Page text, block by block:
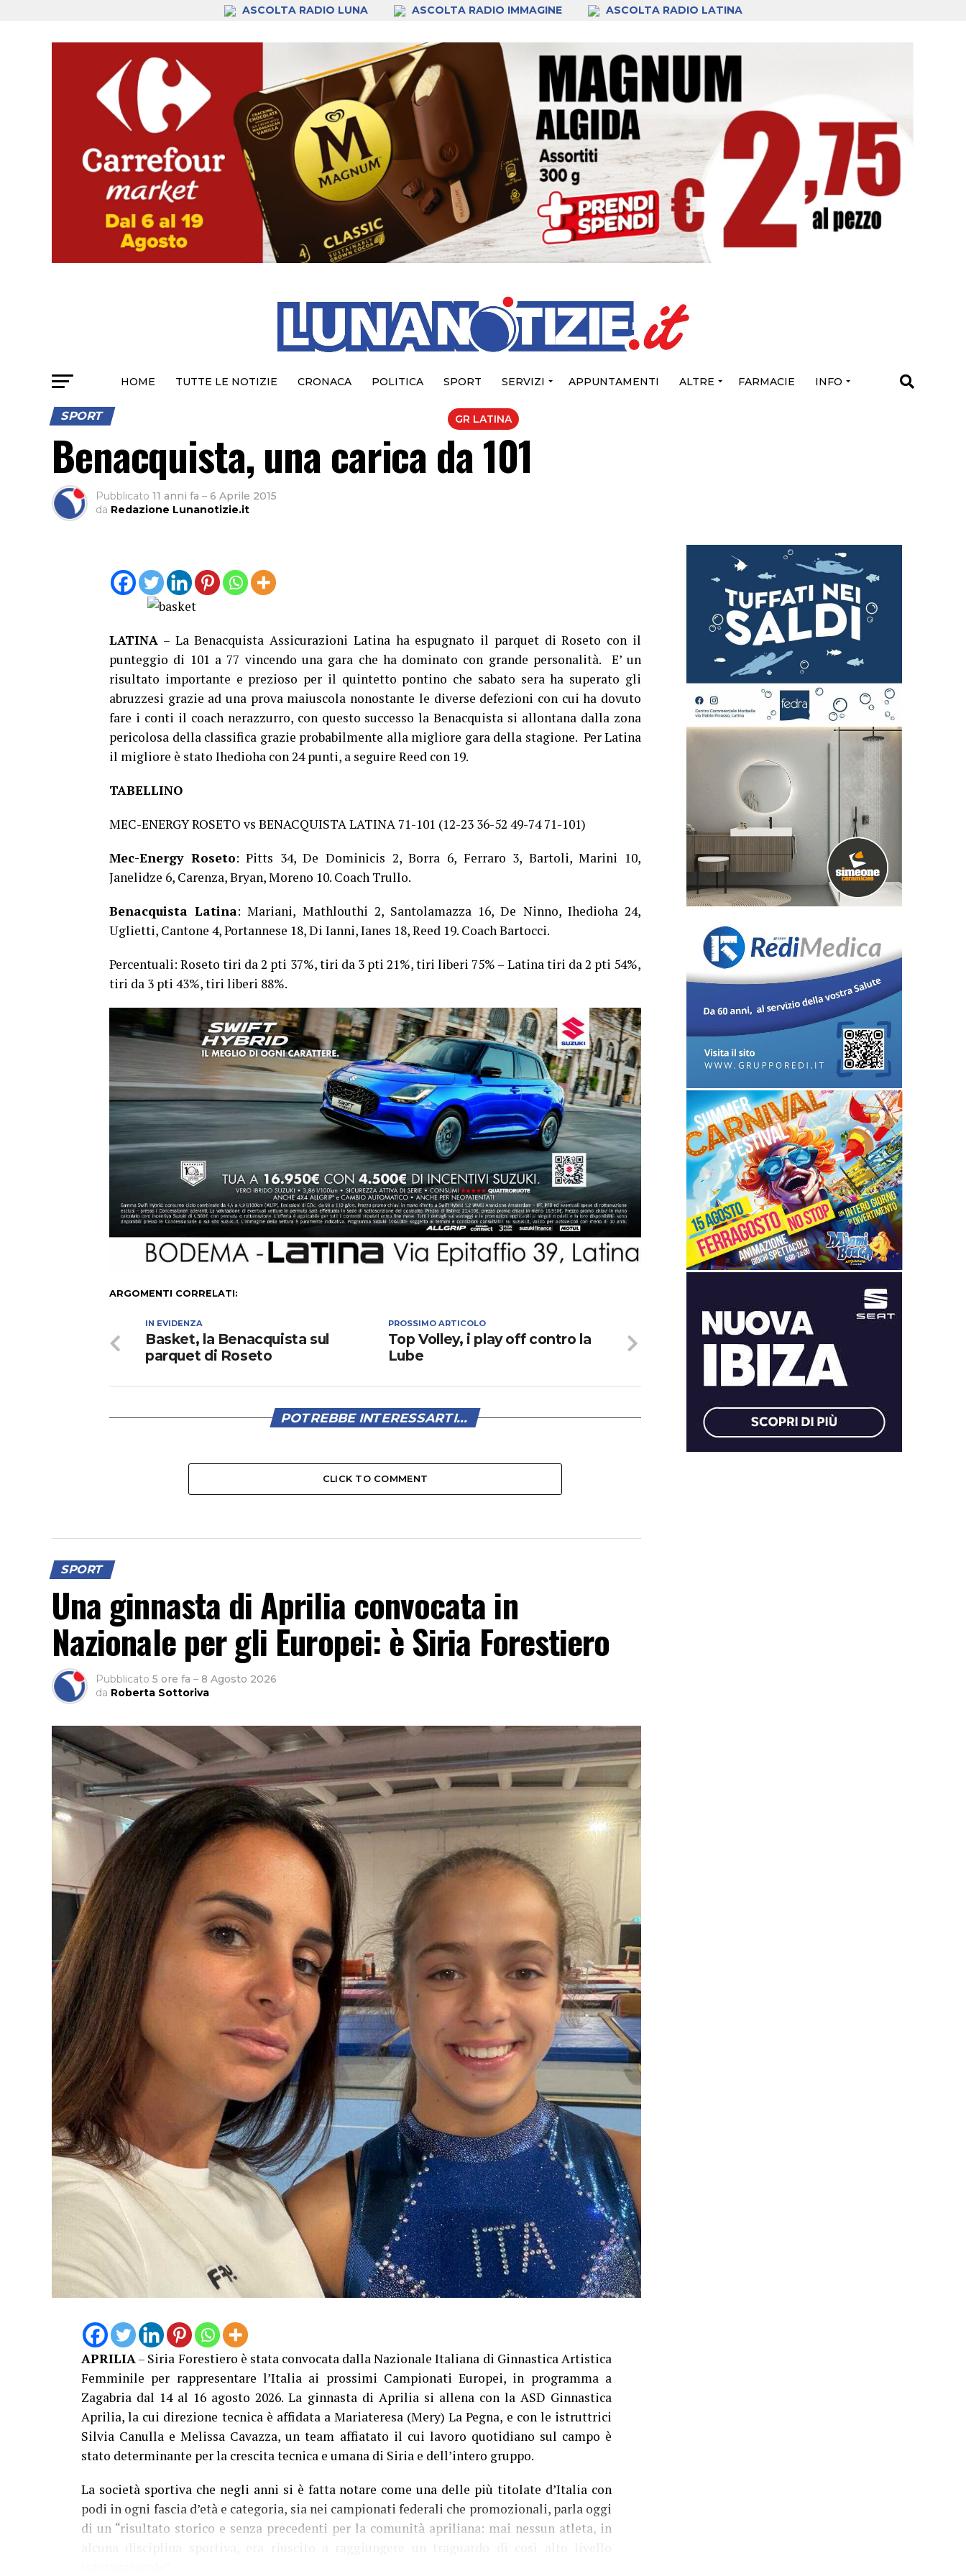
ASCOLTA RADIO LUNA ASCOLTA RADIO IMMAGINE ASCOLTA RADIO LATINA
HOME TUTTE LE NOTIZIE CRONACA POLITICA SPORT SERVIZI APPUNTAMENTI ALTRE FARMACIE INFO
GR LATINA
SPORT
Benacquista, una carica da 101
Pubblicato 11 anni fa – 6 Aprile 2015
da Redazione Lunanotizie.it
LATINA – La Benacquista Assicurazioni Latina ha espugnato il parquet di Roseto con il
punteggio di 101 a 77 vincendo una gara che ha dominato con grande personalità. E’ un
risultato importante e prezioso per il quintetto pontino che sabato sera ha superato gli
abruzzesi grazie ad una prova maiuscola nonostante le diverse defezioni con cui ha dovuto
fare i conti il coach nerazzurro, con questo successo la Benacquista si allontana dalla zona
pericolosa della classifica grazie probabilmente alla migliore gara della stagione. Per Latina
il migliore è stato Ihedioha con 24 punti, a seguire Reed con 19.
TABELLINO
MEC-ENERGY ROSETO vs BENACQUISTA LATINA 71-101 (12-23 36-52 49-74 71-101)
Mec-Energy Roseto: Pitts 34, De Dominicis 2, Borra 6, Ferraro 3, Bartoli, Marini 10,
Janelidze 6, Carenza, Bryan, Moreno 10. Coach Trullo.
Benacquista Latina: Mariani, Mathlouthi 2, Santolamazza 16, De Ninno, Ihedioha 24,
Uglietti, Cantone 4, Portannese 18, Di Ianni, Ianes 18, Reed 19. Coach Bartocci.
Percentuali: Roseto tiri da 2 pti 37%, tiri da 3 pti 21%, tiri liberi 75% – Latina tiri da 2 pti 54%,
tiri da 3 pti 43%, tiri liberi 88%.
ARGOMENTI CORRELATI:
PROSSIMO ARTICOLO
Top Volley, i play off contro la
Lube
IN EVIDENZA
Basket, la Benacquista sul
parquet di Roseto
POTREBBE INTERESSARTI...
CLICK TO COMMENT
SPORT
Una ginnasta di Aprilia convocata in
Nazionale per gli Europei: è Siria Forestiero
Pubblicato 5 ore fa – 8 Agosto 2026
da Roberta Sottoriva
APRILIA – Siria Forestiero è stata convocata dalla Nazionale Italiana di Ginnastica Artistica
Femminile per rappresentare l’Italia ai prossimi Campionati Europei, in programma a
Zagabria dal 14 al 16 agosto 2026. La ginnasta di Aprilia si allena con la ASD Ginnastica
Aprilia, la cui direzione tecnica è affidata a Mariateresa (Mery) La Pegna, e con le istruttrici
Silvia Canulla e Melissa Cavazza, un team affiatato il cui lavoro quotidiano sul campo è
stato determinante per la crescita tecnica e umana di Siria e dell’intero gruppo.
La società sportiva che negli anni si è fatta notare come una delle più titolate d’Italia con
podi in ogni fascia d’età e categoria, sia nei campionati federali che promozionali, parla oggi
di un “risultato storico e senza precedenti per la comunità apriliana: mai nessun atleta, in